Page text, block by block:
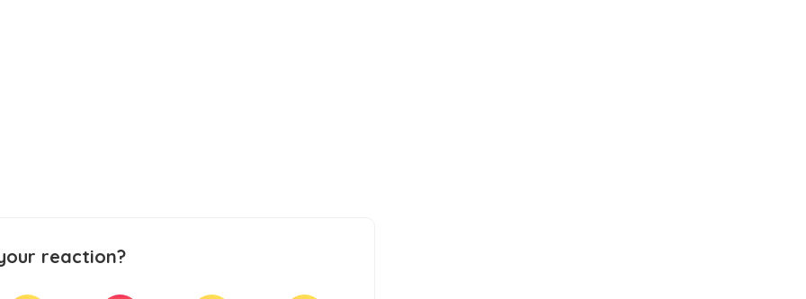
reaction?